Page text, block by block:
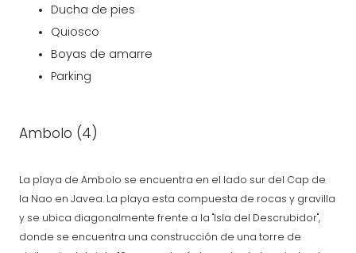
Ducha de pies
Quiosco
Boyas de amarre
Parking
Ambolo (4)
La playa de Ambolo se encuentra en el lado sur del Cap de
la Nao en Javea. La playa esta compuesta de rocas y gravilla
y se ubica diagonalmente frente a la "Isla del Descrubidor",
donde se encuentra una construcción de una torre de